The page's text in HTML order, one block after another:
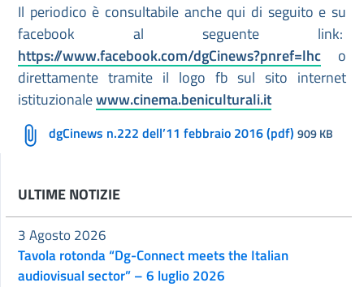
Il periodico è consultabile anche qui di seguito e su
facebook al seguente link:
https://www.facebook.com/dgCinews?pnref=lhc o
direttamente tramite il logo fb sul sito internet
istituzionalewww.cinema.beniculturali.it
dgCinews n.222 dell’11 febbraio 2016 (pdf) 909 KB
ULTIME NOTIZIE
Tavola rotonda “Dg-Connect meets the Italian
audiovisual sector” – 6 luglio 2026
3 Agosto 2026